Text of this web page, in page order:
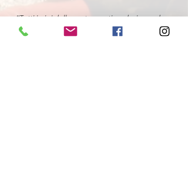
"Tutti i vini della nostra cantina derivano da un
lungo percorso di ricerca, iniziato nel 1995 con